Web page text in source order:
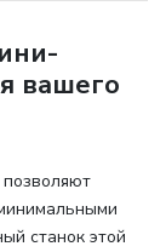
вашего
станок этой